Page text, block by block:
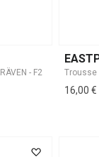
Trousse
16,00 €